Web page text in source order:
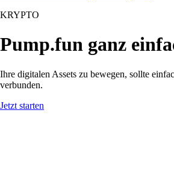
KRYPTO
Pump.fun ganz
Ihre digitalen Assets zu bewegen, sollte
verbunden.
Jetzt starten